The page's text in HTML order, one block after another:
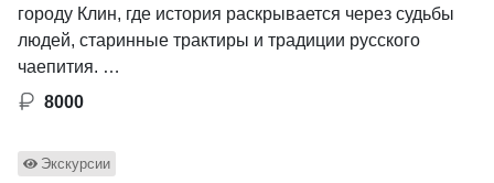
городу Клин, где история раскрывается через судьбы
людей, старинные трактиры и традиции русского
чаепития. …
8000
Экскурсии